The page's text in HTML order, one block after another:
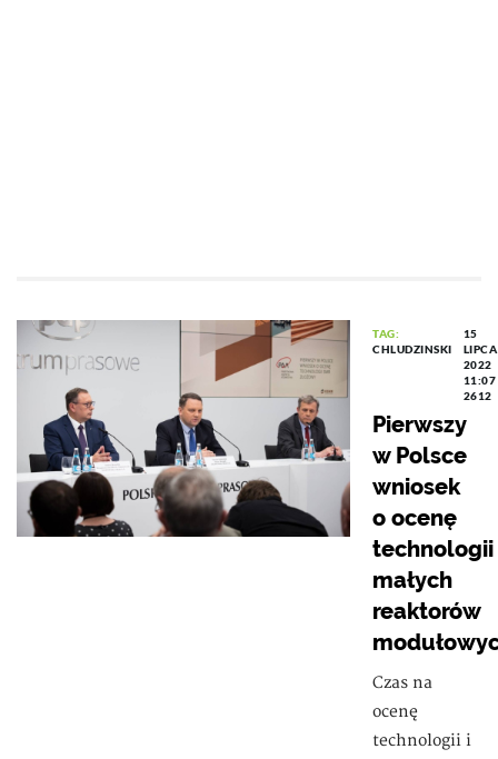
TAG:
CHLUDZINSKI
15
LIPCA
2022
11:07
2612
Pierwszy
w Polsce
wniosek
o ocenę
technologii
małych
reaktorów
Czas na
ocenę
technologii i